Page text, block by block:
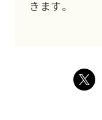
きます。